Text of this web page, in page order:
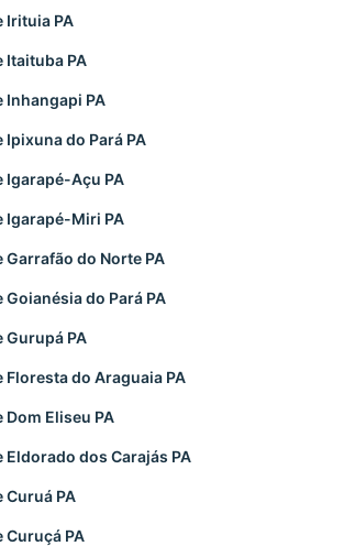
Irituia PA
Itaituba PA
Inhangapi PA
Ipixuna do Pará PA
Igarapé-Açu PA
Igarapé-Miri PA
Garrafão do Norte PA
Goianésia do Pará PA
Gurupá PA
Floresta do Araguaia PA
Dom Eliseu PA
Eldorado dos Carajás PA
Curuá PA
Curuçá PA